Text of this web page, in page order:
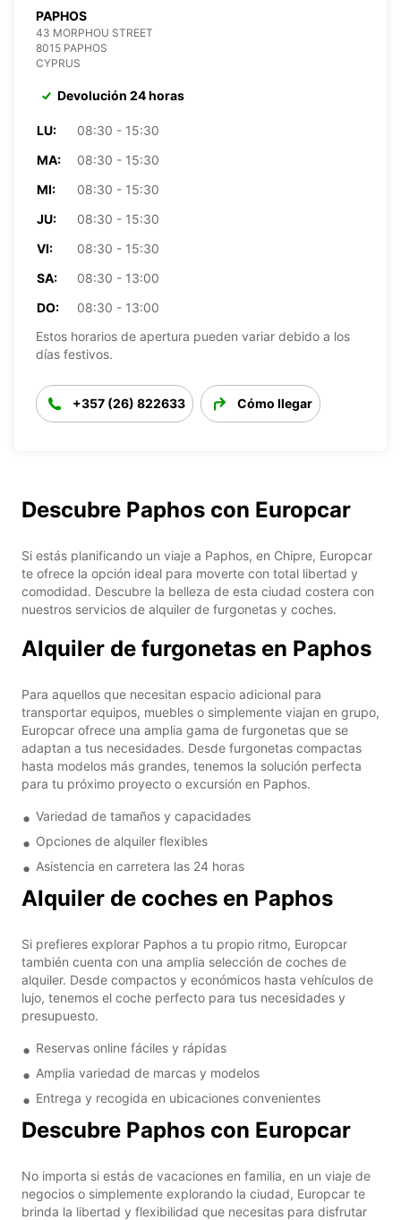
PAPHOS
43 MORPHOU STREET
8015 PAPHOS
CYPRUS
Devolución 24 horas
LU:
08:30 - 15:30
MA:
08:30 - 15:30
MI:
08:30 - 15:30
JU:
08:30 - 15:30
VI:
08:30 - 15:30
SA:
08:30 - 13:00
DO:
08:30 - 13:00
Estos horarios de apertura pueden variar debido a los
días festivos.
+357 (26) 822633 Cómo llegar
Descubre Paphos con Europcar
Si estás planificando un viaje a Paphos, en Chipre, Europcar
te ofrece la opción ideal para moverte con total libertad y
comodidad. Descubre la belleza de esta ciudad costera con
nuestros servicios de alquiler de furgonetas y coches.
Alquiler de furgonetas en Paphos
Para aquellos que necesitan espacio adicional para
transportar equipos, muebles o simplemente viajan en grupo,
Europcar ofrece una amplia gama de furgonetas que se
adaptan a tus necesidades. Desde furgonetas compactas
hasta modelos más grandes, tenemos la solución perfecta
para tu próximo proyecto o excursión en Paphos.
Variedad de tamaños y capacidades
Opciones de alquiler flexibles
Asistencia en carretera las 24 horas
Alquiler de coches en Paphos
Si prefieres explorar Paphos a tu propio ritmo, Europcar
también cuenta con una amplia selección de coches de
alquiler. Desde compactos y económicos hasta vehículos de
lujo, tenemos el coche perfecto para tus necesidades y
presupuesto.
Reservas online fáciles y rápidas
Amplia variedad de marcas y modelos
Entrega y recogida en ubicaciones convenientes
Descubre Paphos con Europcar
No importa si estás de vacaciones en familia, en un viaje de
negocios o simplemente explorando la ciudad, Europcar te
brinda la libertad y flexibilidad que necesitas para disfrutar